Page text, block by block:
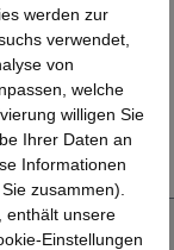
Faire Preise
Beratung
635940
werden zur
verwendet,
von
welche
willigen Sie
Ihrer Daten an
Informationen
zusammen).
enthält unsere
Einstellungen